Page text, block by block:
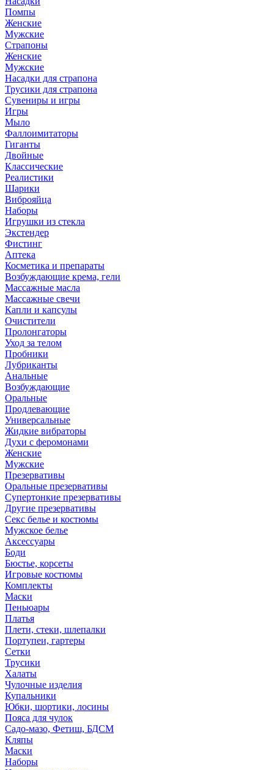
Помпы
Женские
Мужские
Страпоны
Женские
Мужские
Насадки для страпона
Трусики для страпона
Сувениры и игры
Игры
Мыло
Фаллоимитаторы
Гиганты
Двойные
Классические
Реалистики
Шарики
Виброяйца
Наборы
Игрушки из стекла
Экстендер
Фистинг
Аптека
Косметика и препараты
Возбуждающие крема, гели
Массажные масла
Массажные свечи
Капли и капсулы
Очистители
Пролонгаторы
Уход за телом
Пробники
Лубриканты
Анальные
Возбуждающие
Оральные
Продлевающие
Универсальные
Жидкие вибраторы
Духи с феромонами
Женские
Мужские
Презервативы
Оральные презервативы
Супертонкие презервативы
Другие презервативы
Секс белье и костюмы
Мужское белье
Аксессуары
Боди
Бюстье, корсеты
Игровые костюмы
Комплекты
Маски
Пеньюары
Платья
Плети, стеки, шлепалки
Портупеи, гартеры
Сетки
Трусики
Халаты
Чулочные изделия
Купальники
Юбки, шортики, лосины
Пояса для чулок
Садо-мазо, Фетиш, БДСМ
Кляпы
Маски
Наборы